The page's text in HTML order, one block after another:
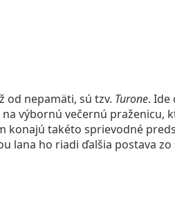
od nepamäti, sú tzv. Turone. Ide
výbornú večernú
takéto sprievodné
lana ho riadi ďalšia postava